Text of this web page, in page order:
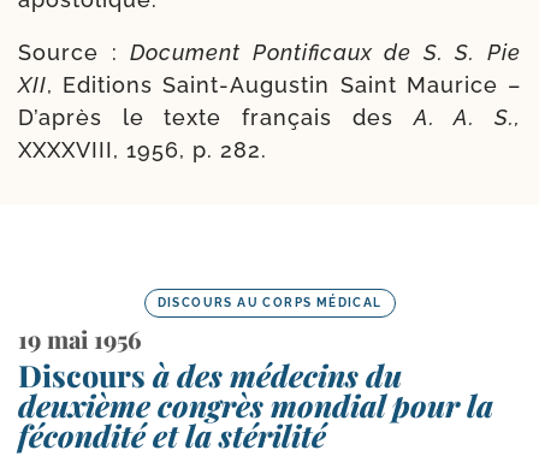
Source :Document Pontificaux de S. S. Pie
XII, Editions Saint-​Augustin Saint Maurice –
D’après le texte fran­çais desA. A. S.,
XXXXVIII, 1956, p. 282.
DISCOURS AU CORPS MÉDICAL
19 mai 1956
Discours à des médecins du
deuxième congrès mondial pour la
fécondité et la stérilité